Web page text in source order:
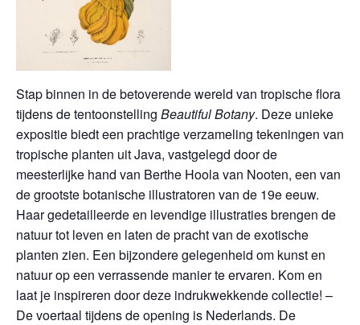
Stap binnen in de betoverende wereld van tropische flora
tijdens de tentoonstelling Beautiful Botany. Deze unieke
expositie biedt een prachtige verzameling tekeningen van
tropische planten uit Java, vastgelegd door de
meesterlijke hand van Berthe Hoola van Nooten, een van
de grootste botanische illustratoren van de 19e eeuw.
Haar gedetailleerde en levendige illustraties brengen de
natuur tot leven en laten de pracht van de exotische
planten zien. Een bijzondere gelegenheid om kunst en
natuur op een verrassende manier te ervaren. Kom en
laat je inspireren door deze indrukwekkende collectie! –
De voertaal tijdens de opening is Nederlands. De